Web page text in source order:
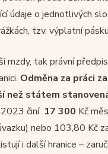
údaje o jednotlivých
tzv. výplatní
mzdy, tak právní
Odměna za práci
než státem
činí 17 300 Kč
nebo 103,80 Kč
i další hranice –